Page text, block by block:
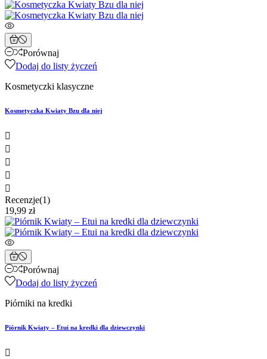
Porównaj
Dodaj do listy życzeń
Kosmetyczki klasyczne
Kosmetyczka Kwiaty Bzu dla niej





Recenzje(1)
19,99 zł
Porównaj
Dodaj do listy życzeń
Piórniki na kredki
Piórnik Kwiaty – Etui na kredki dla dziewczynki
